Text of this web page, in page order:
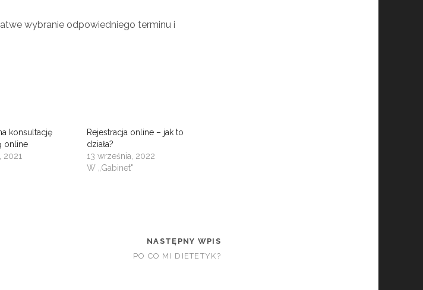
wybranie odpowiedniego terminu i
konsultację
online
2021
Rejestracja online – jak to
działa?
13 września, 2022
W „Gabinet"
NASTĘPNY WPIS
PO CO MI DIETETYK?